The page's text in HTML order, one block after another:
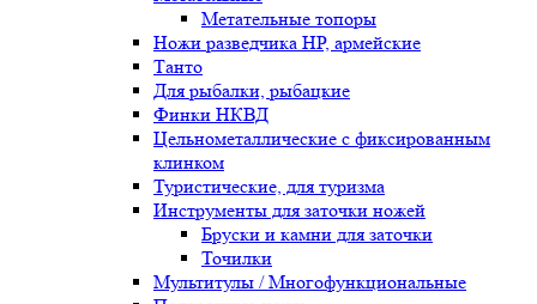
Метательные топоры
Ножи разведчика НР, армейские
Танто
Для рыбалки, рыбацкие
Финки НКВД
Цельнометаллические с фиксированным
клинком
Туристические, для туризма
Инструменты для заточки ножей
Бруски и камни для заточки
Точилки
Мультитулы / Многофункциональные